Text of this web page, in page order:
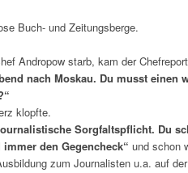
Buch- und Zeitungsberge.
Andropow starb, kam der
nach Moskau. Du musst einen
klopfte.
Sorgfaltspflicht. Du
den Gegencheck“ und schon
zum Journalisten u.a. auf